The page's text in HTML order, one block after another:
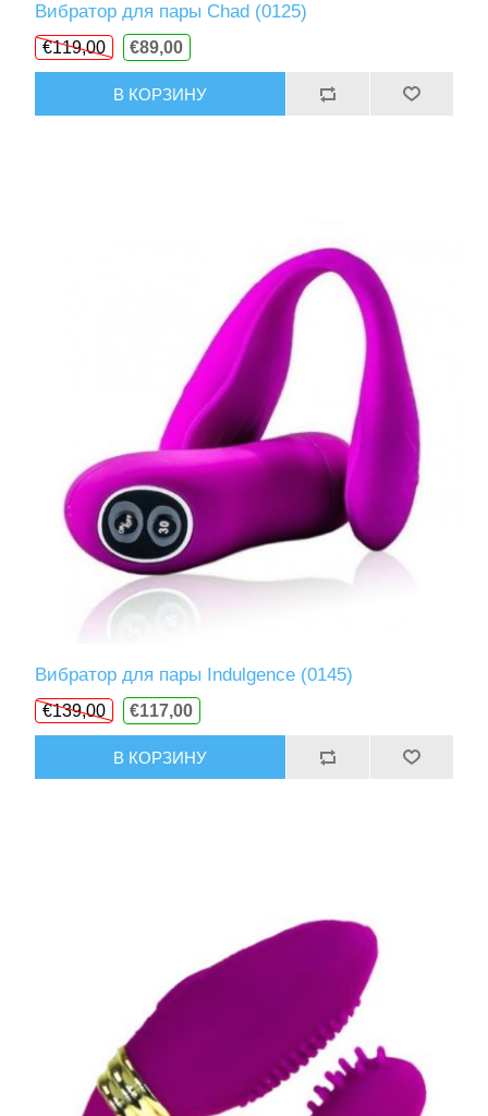
Вибратор для пары Chad (0125)
€119,00 €89,00
В КОРЗИНУ
Вибратор для пары Indulgence (0145)
€139,00 €117,00
В КОРЗИНУ